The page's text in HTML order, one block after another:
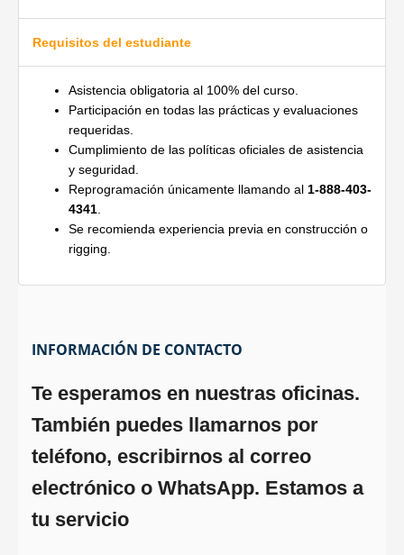
Requisitos del estudiante
Asistencia obligatoria al 100% del curso.
Participación en todas las prácticas y evaluaciones
requeridas.
Cumplimiento de las políticas oficiales de asistencia
y seguridad.
Reprogramación únicamente llamando al 1-888-403-
4341
Se recomienda experiencia previa en construcción o
rigging.
INFORMACIÓN DE CONTACTO
Te esperamos en nuestras oficinas.
También puedes llamarnos por
teléfono, escribirnos al correo
electrónico o WhatsApp. Estamos a
tu servicio